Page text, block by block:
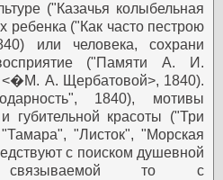
("Казачья колыбельная
ребенка ("Как часто пестрою
или человека, сохрани
("Памяти А. И.
<�М. А. Щербатовой>, 1840).
1840), мотивы
губительной красоты ("Три
"Листок", "Морская
с поиском душевной
связываемой то с